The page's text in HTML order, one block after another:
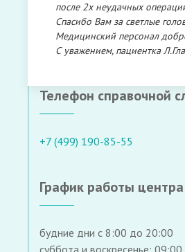
после 2х неудачных
Спасибо Вам за светлые
Медицинский персонал
С уважением, пациентка
Телефон справочной
+7 (499) 190-85-55
График работы центра
будние дни с 8:00 до 20:00
суббота и воскресенье: